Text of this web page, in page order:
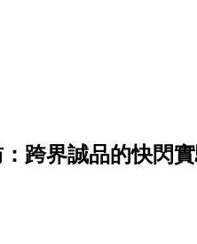
跨界誠品的快閃